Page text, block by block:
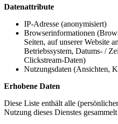
Datenattribute
IP-Adresse (anonymisiert)
Browserinformationen
Seiten, auf unserer Website
Betriebssystem, Datums- /
Clickstream-Daten)
Nutzungsdaten (Ansichten,
Erhobene Daten
Diese Liste enthält alle
Nutzung dieses Dienstes